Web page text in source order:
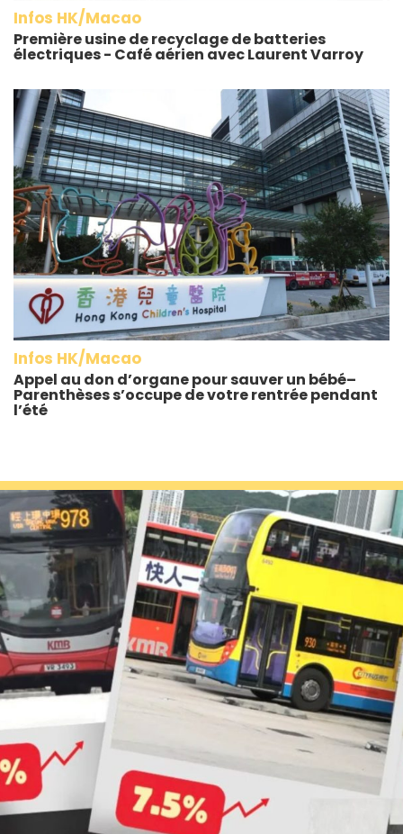
Infos HK/Macao
Première usine de recyclage de batteries
électriques - Café aérien avec Laurent Varroy
Infos HK/Macao
Appel au don d’organe pour sauver un bébé–
Parenthèses s’occupe de votre rentrée pendant
l’été